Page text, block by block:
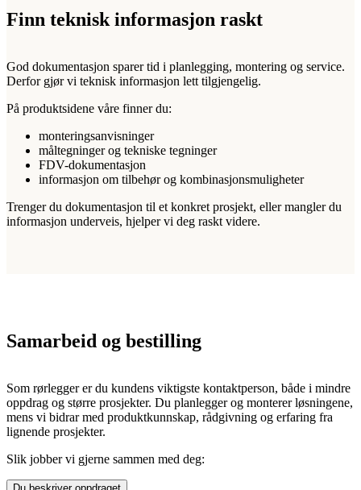
Finn teknisk informasjon raskt
God dokumentasjon sparer tid i planlegging, montering og service.
Derfor gjør vi teknisk informasjon lett tilgjengelig.
På produktsidene våre finner du:
monteringsanvisninger
måltegninger og tekniske tegninger
FDV-dokumentasjon
informasjon om tilbehør og kombinasjonsmuligheter
Trenger du dokumentasjon til et konkret prosjekt, eller mangler du
informasjon underveis, hjelper vi deg raskt videre.
Samarbeid og bestilling
Som rørlegger er du kundens viktigste kontaktperson, både i mindre
oppdrag og større prosjekter. Du planlegger og monterer løsningene,
mens vi bidrar med produktkunnskap, rådgivning og erfaring fra
lignende prosjekter.
Slik jobber vi gjerne sammen med deg: